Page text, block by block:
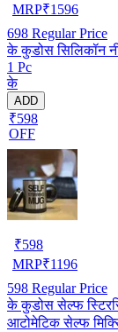
MRP₹1596
698 Regular Price
के कुडोस सिलिकॉन
1 Pc
के
ADD
₹598
OFF
₹598
MRP₹1196
598 Regular Price
के कुडोस सेल्फ
आटोमेटिक सेल्फ